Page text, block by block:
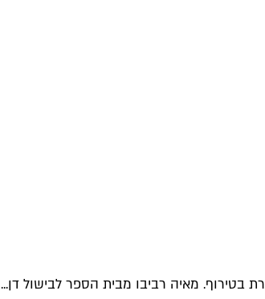
בטירוף. מאיה רביבו מבית הספר לבישול דן...